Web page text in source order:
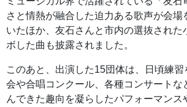
さと情熱が融合した迫力ある歌声が会場
いたほか、友石さんと市内の選抜された
ボした曲も披露されました。
このあと、出演した15団体は、日頃練
会や合唱コンクール、各種コンサートな
んできた趣向を凝らしたパフォーマンス